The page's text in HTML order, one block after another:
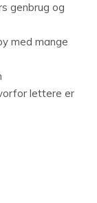
genbrug og
med mange
lettere er